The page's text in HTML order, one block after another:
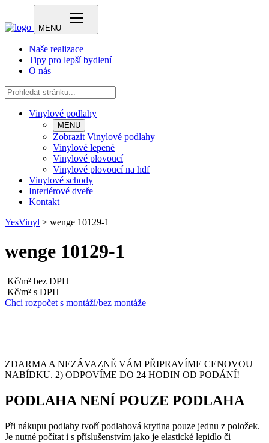
MENU
Naše realizace
Tipy pro lepší bydlení
O nás
Vinylové podlahy
MENU
Zobrazit Vinylové podlahy
Vinylové lepené
Vinylové plovoucí
Vinylové plovoucí na hdf
Vinylové schody
Interiérové dveře
Kontakt
YesVinyl > wenge 10129-1
wenge 10129-1
Kč/m² bez DPH
Kč/m² s DPH
Chci rozpočet s montáží/bez montáže
ZDARMA A NEZÁVAZNĚ VÁM PŘIPRAVÍME CENOVOU
NABÍDKU. 2) ODPOVÍME DO 24 HODIN OD PODÁNÍ!
PODLAHA NENÍ POUZE PODLAHA
Při nákupu podlahy tvoří podlahová krytina pouze jednu z položek.
Je nutné počítat i s příslušenstvím jako je elastické lepidlo či